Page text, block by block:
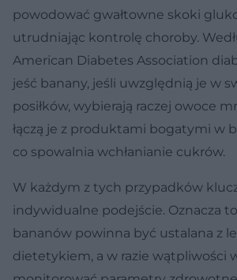
powodować gwałtowne skoki
utrudniając kontrolę choroby.
American Diabetes Association
jeść banany, jeśli uwzględnią je w
posiłków, wybierają raczej owoce
łączą je z produktami bogatymi w
co spowalnia wchłanianie cukrów.
W każdym z tych przypadków
indywidualne podejście. Oznacza
bananów powinna być ustalana z
dietetykiem, a w razie wątpliwości